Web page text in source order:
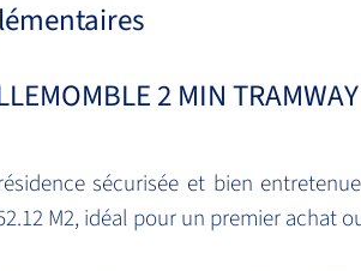
2 MIN TRAMWAY
sécurisée et bien
M2, idéal pour un premier achat